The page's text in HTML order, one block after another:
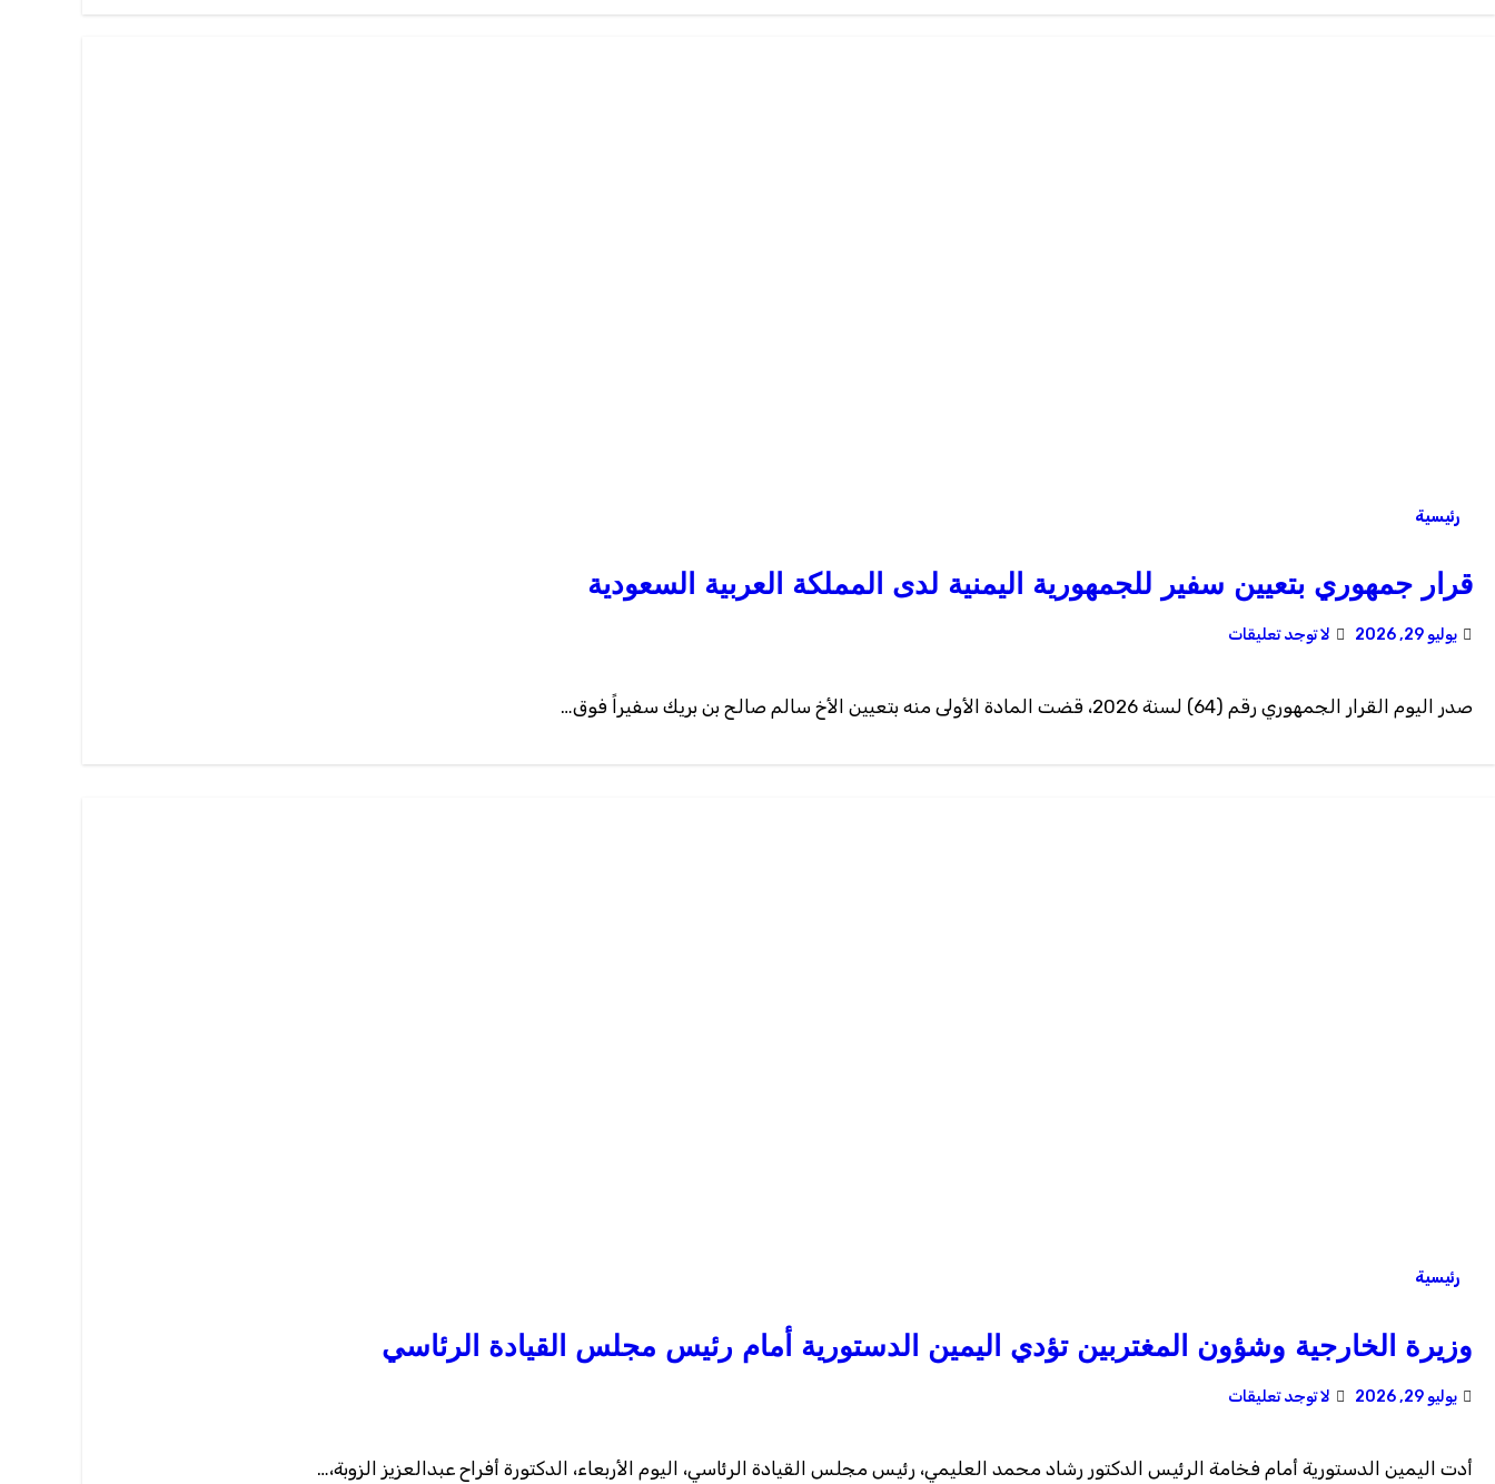
رئيسية
قرار جمهوري بتعيين سفير للجمهورية اليمنية لدى المملكة العربية السعودية
يوليو 29, 2026 لا توجد تعليقات
صدر اليوم القرار الجمهوري رقم (64) لسنة 2026، قضت المادة الأولى منه بتعيين الأخ سالم صالح بن بريك سفيراً فوق…
رئيسية
وزيرة الخارجية وشؤون المغتربين تؤدي اليمين الدستورية أمام رئيس مجلس القيادة الرئاسي
يوليو 29, 2026 لا توجد تعليقات
أدت اليمين الدستورية أمام فخامة الرئيس الدكتور رشاد محمد العليمي، رئيس مجلس القيادة الرئاسي، اليوم الأربعاء، الدكتورة أفراح عبدالعزيز الزوبة،…